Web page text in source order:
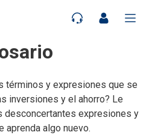
términos y expresiones que se
inversiones y el ahorro? Le
desconcertantes expresiones y
aprenda algo nuevo.